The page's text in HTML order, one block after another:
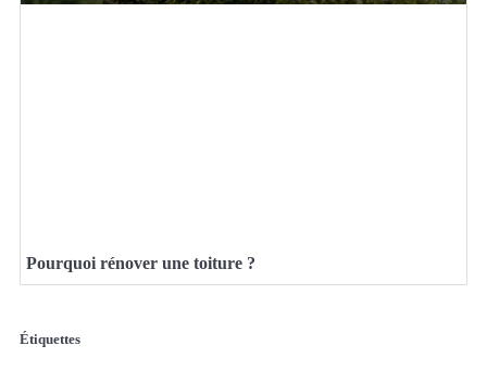
Pourquoi rénover une toiture ?
Étiquettes